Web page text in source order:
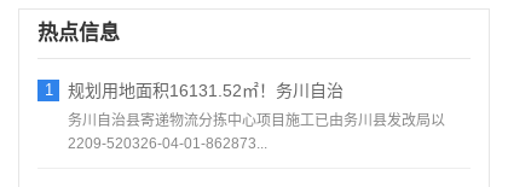
热点信息
1 规划用地面积16131.52㎡！务川自治
务川自治县寄递物流分拣中心项目施工已由务川县发改局以
2209-520326-04-01-862873...